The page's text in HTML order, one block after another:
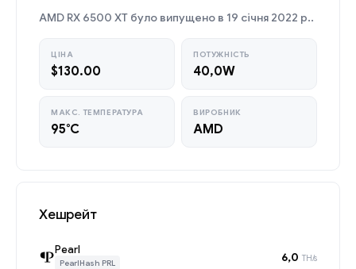
AMD RX 6500 XT було випущено в 19 січня 2022 р..
ЦІНА
$130.00
ПОТУЖНІСТЬ
40,0W
МАКС. ТЕМПЕРАТУРА
95°C
ВИРОБНИК
AMD
Хешрейт
Pearl
PearlHash PRL 6,0 TH/s